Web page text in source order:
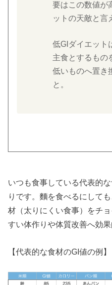
要はこの数値が
ットの天敵と言
低GIダイエット
主食とするもの
低いものへ置き
と。
いつも食事している代表的
りです。麵を食べるにして
材（太りにくい食事）をチ
すい体作りや体質改善へ効果
【代表的な食材のGI値の例】